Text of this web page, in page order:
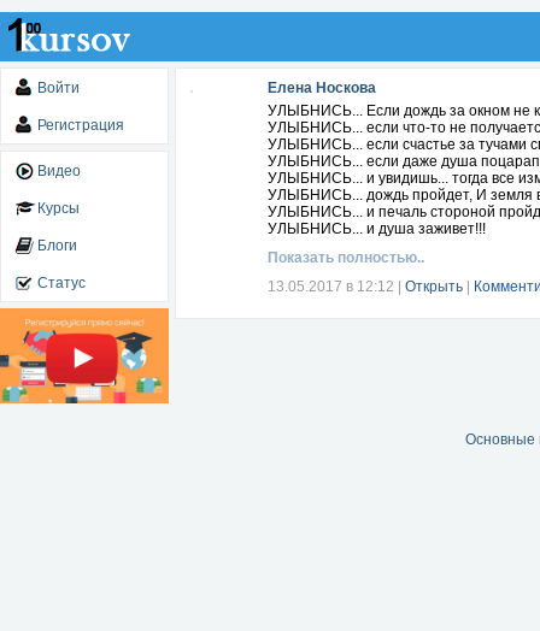
Войти
Регистрация
Видео
Курсы
Блоги
Статус
Елена Носкова
УЛЫБНИСЬ... Если дождь за окном не
УЛЫБНИСЬ... если что-то не
УЛЫБНИСЬ... если счастье за тучами
УЛЫБНИСЬ... если даже душа
УЛЫБНИСЬ... и увидишь... тогда все
УЛЫБНИСЬ... дождь пройдет, И земля
УЛЫБНИСЬ... и печаль стороной
УЛЫБНИСЬ... и душа заживет!!!
Показать полностью..
13.05.2017 в 12:12
Открыть
Основные